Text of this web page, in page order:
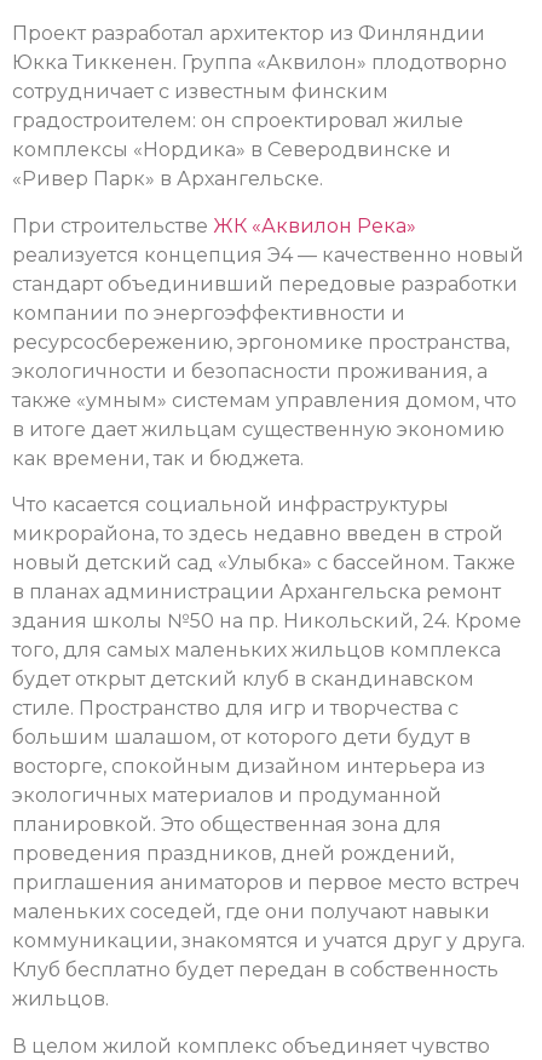
Проект разработал архитектор из Финляндии
Юкка Тиккенен. Группа «Аквилон» плодотворно
сотрудничает с известным финским
градостроителем: он спроектировал жилые
комплексы «Нордика» в Северодвинске и
«Ривер Парк» в Архангельске.
При строительстве ЖК «Аквилон Река»
реализуется концепция Э4 — качественно новый
стандарт объединивший передовые разработки
компании по энергоэффективности и
ресурсосбережению, эргономике пространства,
экологичности и безопасности проживания, а
также «умным» системам управления домом, что
в итоге дает жильцам существенную экономию
как времени, так и бюджета.
Что касается социальной инфраструктуры
микрорайона, то здесь недавно введен в строй
новый детский сад «Улыбка» с бассейном. Также
в планах администрации Архангельска ремонт
здания школы №50 на пр. Никольский, 24. Кроме
того, для самых маленьких жильцов комплекса
будет открыт детский клуб в скандинавском
стиле. Пространство для игр и творчества с
большим шалашом, от которого дети будут в
восторге, спокойным дизайном интерьера из
экологичных материалов и продуманной
планировкой. Это общественная зона для
проведения праздников, дней рождений,
приглашения аниматоров и первое место встреч
маленьких соседей, где они получают навыки
коммуникации, знакомятся и учатся друг у друга.
Клуб бесплатно будет передан в собственность
жильцов.
В целом жилой комплекс объединяет чувство